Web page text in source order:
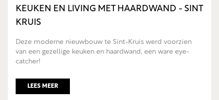
KEUKEN EN LIVING MET HAARDWAND - SINT
KRUIS
Deze moderne nieuwbouw te Sint-Kruis werd voorzien
van een gezellige keuken en haardwand, een ware eye-
catcher!
LEES MEER